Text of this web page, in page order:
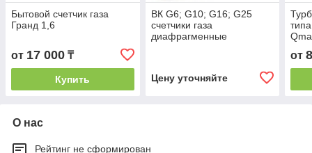
Бытовой счетчик газа
Гранд 1,6
от 17 000 ₸
Купить
ВК G6; G10; G16; G25
счетчики газа
диафрагменные
Цену уточняйте
от
О нас
Рейтинг не сформирован